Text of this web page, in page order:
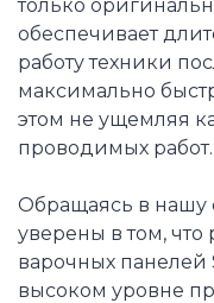
только
обеспечивает
работу техники
максимально
этом не ущемляя
проводимых работ.
Обращаясь в нашу
уверены в том,
варочных панелей
высоком уровне